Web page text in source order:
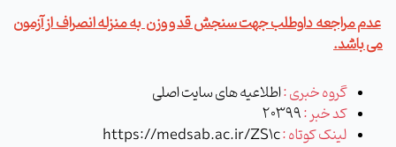
عدم مراجعه داوطلب جهت سنجش قد و وزن به منزله انصراف از آزمون
می باشد.
گروه خبری :اطلاعیه های سایت اصلی
کد خبر :20399
لینک کوتاه :https://medsab.ac.ir/ZS1c